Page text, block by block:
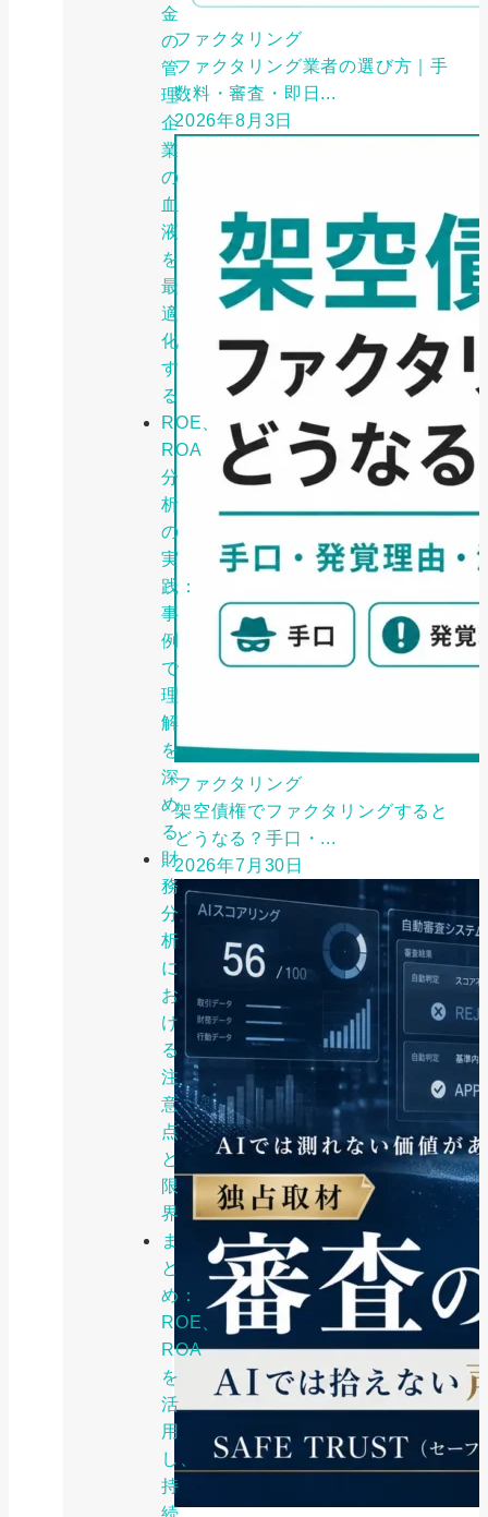
金
の
管
理：
企
業
の
血
液
を
最
適
化
す
る
ROE、
ROA
分
析
の
実
践：
事
例
で
理
解
を
深
め
る
財
務
分
析
に
お
け
る
注
意
点
と
限
界
ま
と
め：
ROE、
ROA
を
活
用
し、
持
続
ファクタリング
ファクタリング業者の選び方｜手
数料・審査・即日...
2026年8月3日
ファクタリング
架空債権でファクタリングすると
どうなる？手口・...
2026年7月30日